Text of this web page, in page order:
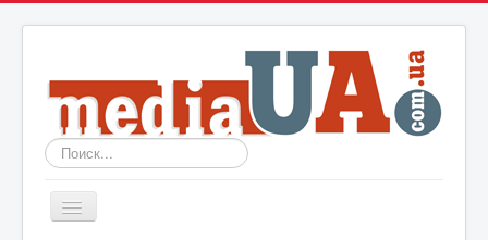
Искать...
Включить/
выключить